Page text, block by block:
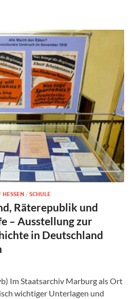
/ HESSEN / SCHULE
Räterepublik und
– Ausstellung zur
in Deutschland
Im Staatsarchiv Marburg als Ort
wichtiger Unterlagen und